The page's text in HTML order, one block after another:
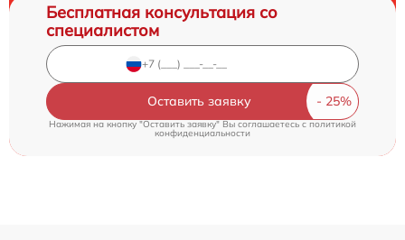
Бесплатная консультация со
специалистом
Оставить заявку
Нажимая на кнопку "Оставить заявку" Вы соглашаетесь cполитикой
конфиденциальности